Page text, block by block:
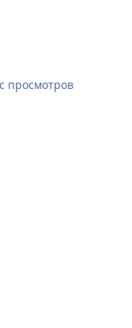
просмотров